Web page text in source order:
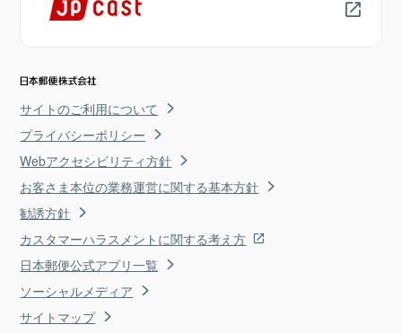
サイトのご利用について
プライバシーポリシー
Webアクセシビリティ方針
お客さま本位の業務運営に関する基本方針
勧誘方針
カスタマーハラスメントに関する考え方
日本郵便公式アプリ一覧
ソーシャルメディア
サイトマップ